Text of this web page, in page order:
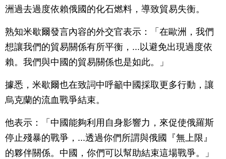
洲過去過度依賴俄國的化石燃料，導致貿易失衡。
熟知米歇爾發言內容的外交官表示：「在歐洲，我們
想讓我們的貿易關係有所平衡，...以避免出現過度依
賴。我們與中國的貿易關係也是如此。」
據悉，米歇爾也在致詞中呼籲中國採取更多行動，讓
烏克蘭的流血戰爭結束。
他表示：「中國能夠利用自身影響力，來促使俄羅斯
停止殘暴的戰爭，...透過你們所謂與俄國『無上限』
的夥伴關係。中國，你們可以幫助結束這場戰爭。」